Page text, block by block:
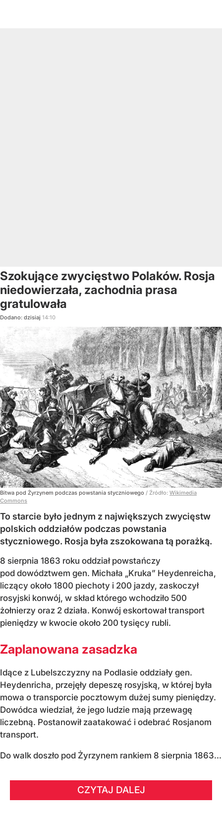
Szokujące zwycięstwo Polaków. Rosja
niedowierzała, zachodnia prasa
gratulowała
Dodano: dzisiaj 14:10
Bitwa pod Żyrzynem podczas powstania styczniowego / Źródło: Wikimedia
Commons
To starcie było jednym z największych zwycięstw
polskich oddziałów podczas powstania
styczniowego. Rosja była zszokowana tą porażką.
8 sierpnia 1863 roku oddział powstańczy
pod dowództwem gen. Michała „Kruka” Heydenreicha,
liczący około 1800 piechoty i 200 jazdy, zaskoczył
rosyjski konwój, w skład którego wchodziło 500
żołnierzy oraz 2 działa. Konwój eskortował transport
pieniędzy w kwocie około 200 tysięcy rubli.
Zaplanowana zasadzka
Idące z Lubelszczyzny na Podlasie oddziały gen.
Heydenricha, przejęły depeszę rosyjską, w której była
mowa o transporcie pocztowym dużej sumy pieniędzy.
Dowódca wiedział, że jego ludzie mają przewagę
liczebną. Postanowił zaatakować i odebrać Rosjanom
transport.
Do walk doszło pod Żyrzynem rankiem 8 sierpnia 1863...
CZYTAJ DALEJ